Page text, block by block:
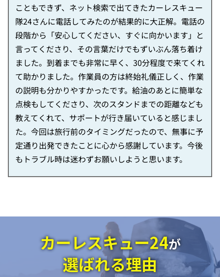
こともできず、ネット検索で出てきたカーレスキュー
隊24さんに電話してみたのが結果的に大正解。電話の
段階から「安心してください、すぐに向かいます」と
言ってくださり、その言葉だけでもずいぶん落ち着け
ました。到着までも非常に早く、30分程度で来てくれ
て助かりました。作業員の方は終始礼儀正しく、作業
の説明も分かりやすかったです。給油のあとに簡単な
点検もしてくださり、次のスタンドまでの距離なども
教えてくれて、サポートが行き届いていると感じまし
た。今回は旅行前のタイミングだったので、無事に予
定通り出発できたことに心から感謝しています。今後
もトラブル時は迷わずお願いしようと思います。
カーレスキュー24が
選ばれる理由